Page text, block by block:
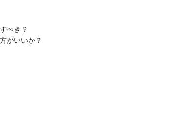
べき？
がいいか？